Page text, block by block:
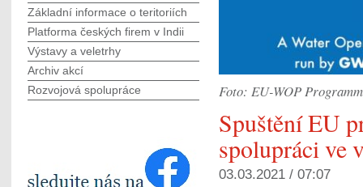
Foto: EU-WOP
Spuštění EU
spolupráci ve
03.03.2021 / 07:07
Základní informace o teritoriích
Platforma českých firem v Indii
Výstavy a veletrhy
Archiv akcí
Rozvojová spolupráce